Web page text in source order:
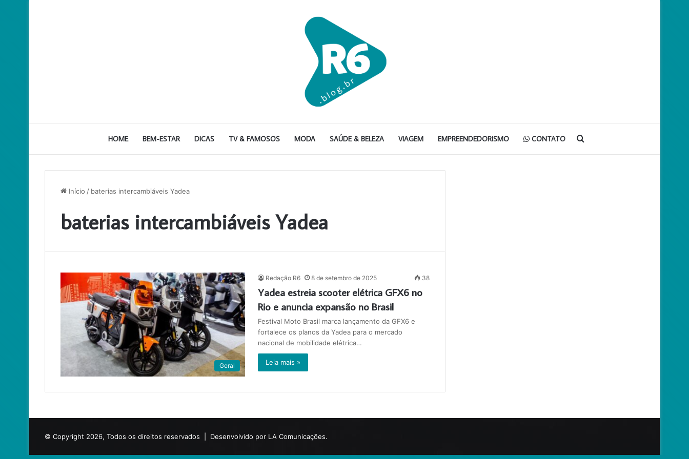
HOME BEM-ESTAR DICAS TV & FAMOSOS MODA SAÚDE & BELEZA VIAGEM EMPREENDEDORISMO CONTATO Procurar
Início / baterias intercambiáveis Yadea
baterias intercambiáveis Yadea
Geral
Redação R6 8 de setembro de 2025 38
Yadea estreia scooter elétrica GFX6 no
Rio e anuncia expansão no Brasil
Festival Moto Brasil marca lançamento da GFX6 e
fortalece os planos da Yadea para o mercado
nacional de mobilidade elétrica…
Leia mais »
© Copyright 2026, Todos os direitos reservados | Desenvolvido por LA Comunicações.